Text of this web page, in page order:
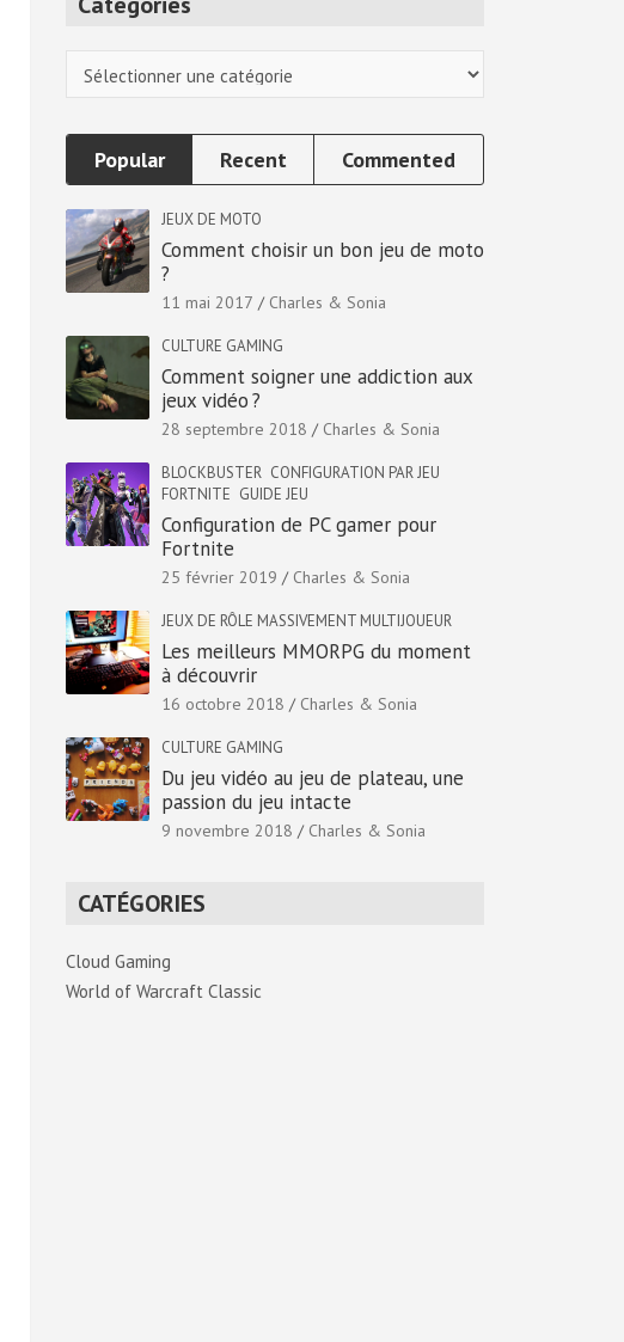
Popular Recent Commented
JEUX DE MOTO
Comment choisir un bon jeu de moto
?
11 mai 2017 Charles & Sonia
CULTURE GAMING
Comment soigner une addiction aux
jeux vidéo ?
28 septembre 2018 Charles & Sonia
BLOCKBUSTER CONFIGURATION PAR JEU
FORTNITE GUIDE JEU
Configuration de PC gamer pour
Fortnite
25 février 2019 Charles & Sonia
JEUX DE RÔLE MASSIVEMENT MULTIJOUEUR
Les meilleurs MMORPG du moment
à découvrir
16 octobre 2018 Charles & Sonia
CULTURE GAMING
Du jeu vidéo au jeu de plateau, une
passion du jeu intacte
9 novembre 2018 Charles & Sonia
CATÉGORIES
Cloud Gaming
World of Warcraft Classic